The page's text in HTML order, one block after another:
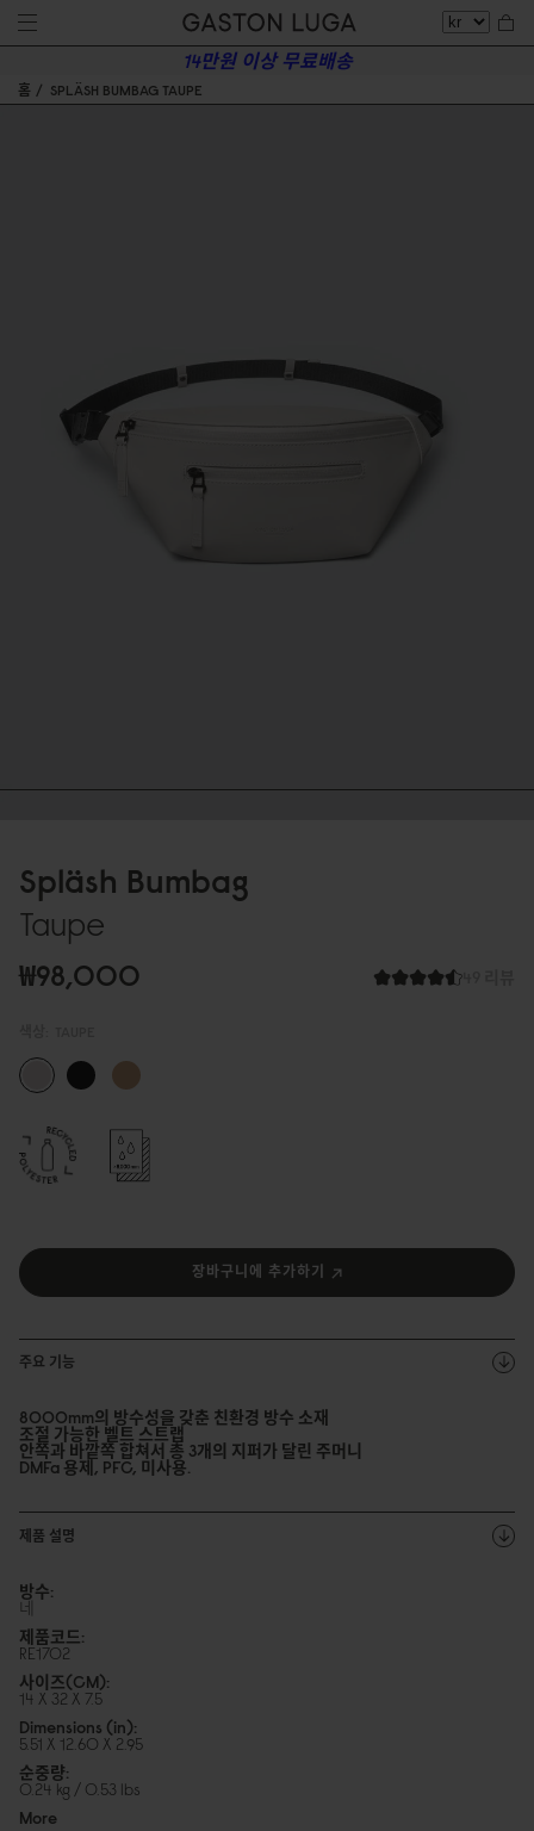
14만원 이상 무료배송
홈 SPLÄSH BUMBAG TAUPE
Spläsh Bumbag
Taupe
₩98,000
장바구니에 추가하기
주요 기능
8000mm의 방수성을 갖춘 친환경 방수 소재
조절 가능한 벨트 스트랩
안쪽과 바깥쪽 합쳐서 총 3개의 지퍼가 달린 주머니
DMFa 용제, PFC, 미사용.
제품 설명
방수:
네
제품코드:
RE1702
사이즈(CM):
14 X 32 X 7.5
Dimensions (in):
5.51 X 12.60 X 2.95
순중량:
0.24 kg / 0.53 lbs
More